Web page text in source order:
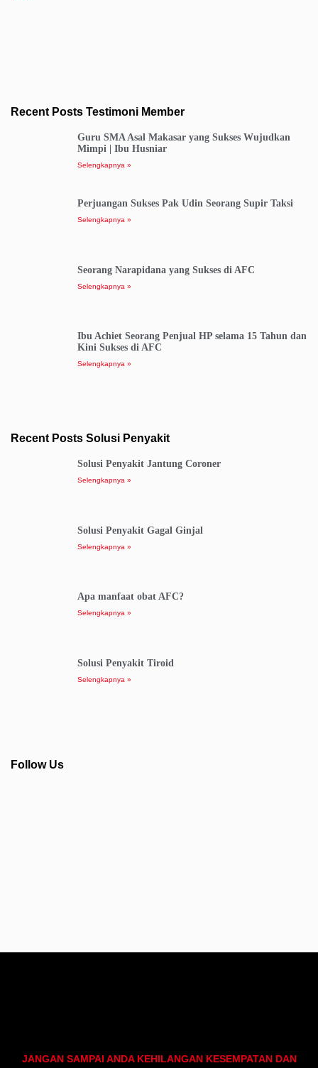
Recent Posts Testimoni Member
Guru SMA Asal Makasar yang Sukses Wujudkan
Mimpi | Ibu Husniar
Selengkapnya »
Perjuangan Sukses Pak Udin Seorang Supir Taksi
Selengkapnya »
Seorang Narapidana yang Sukses di AFC
Selengkapnya »
Ibu Achiet Seorang Penjual HP selama 15 Tahun dan
Kini Sukses di AFC
Selengkapnya »
Recent Posts Solusi Penyakit
Solusi Penyakit Jantung Coroner
Selengkapnya »
Solusi Penyakit Gagal Ginjal
Selengkapnya »
Apa manfaat obat AFC?
Selengkapnya »
Solusi Penyakit Tiroid
Selengkapnya »
Follow Us
JANGAN SAMPAI ANDA KEHILANGAN KESEMPATAN DAN